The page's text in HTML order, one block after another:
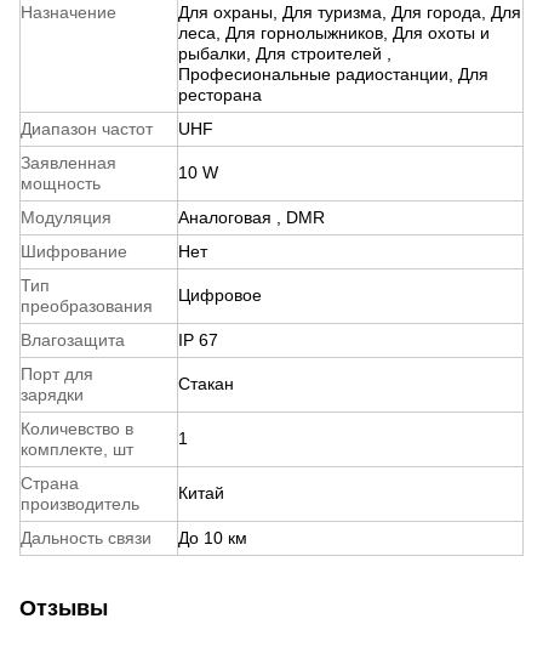
Назначение
Для охраны Для туризма Для города
Для
леса
Для горнолыжников Для охоты и
рыбалки
Для строителей
Професиональные радиостанции
Для
ресторана
Диапазон частот
UHF
Заявленная
мощность
10 W
Модуляция Аналоговая
DMR
Шифрование
Нет
Тип
преобразования
Цифровое
Влагозащита
IP 67
Порт для
зарядки
Стакан
Количевство в
комплекте, шт
1
Страна
производитель
Китай
Дальность связи До 10 км
Отзывы